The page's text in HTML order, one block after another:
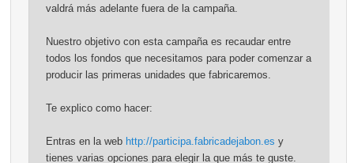
valdrá más adelante fuera de la campaña.
Nuestro objetivo con esta campaña es recaudar entre
todos los fondos que necesitamos para poder comenzar a
producir las primeras unidades que fabricaremos.
Te explico como hacer:
Entras en la web http://participa.fabricadejabon.es y
tienes varias opciones para elegir la que más te guste.